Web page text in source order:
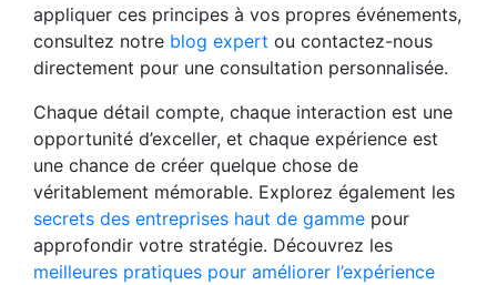
appliquer ces principes à vos propres événements,
consultez notre blog expert ou contactez-nous
directement pour une consultation personnalisée.
Chaque détail compte, chaque interaction est une
opportunité d’exceller, et chaque expérience est
une chance de créer quelque chose de
véritablement mémorable. Explorez également les
secrets des entreprises haut de gamme pour
approfondir votre stratégie. Découvrez les
meilleures pratiques pour améliorer l’expérience